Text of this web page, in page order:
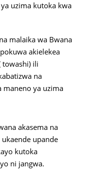
uzima kutoka kwa
malaika wa Bwana
akielekea
towashi) ili
na
maneno ya uzima
akasema na
upande
kutoka
ni jangwa.